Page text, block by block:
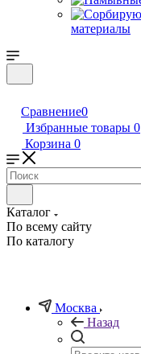
материалы
Сравнение0
Избранные товары 0
Корзина 0
Каталог
По всему сайту
По каталогу
Москва
Назад